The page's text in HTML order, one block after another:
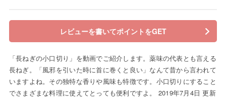
レビューを書いてポイントをGET
「長ねぎの小口切り」を動画でご紹介します。薬味の代表とも言える
長ねぎ。「風邪を引いた時に首に巻くと良い」なんて昔から言われて
いますよね。その独特な香りや風味も特徴です。小口切りにすること
でさまざまな料理に使えてとっても便利ですよ。 2019年7月4日 更新